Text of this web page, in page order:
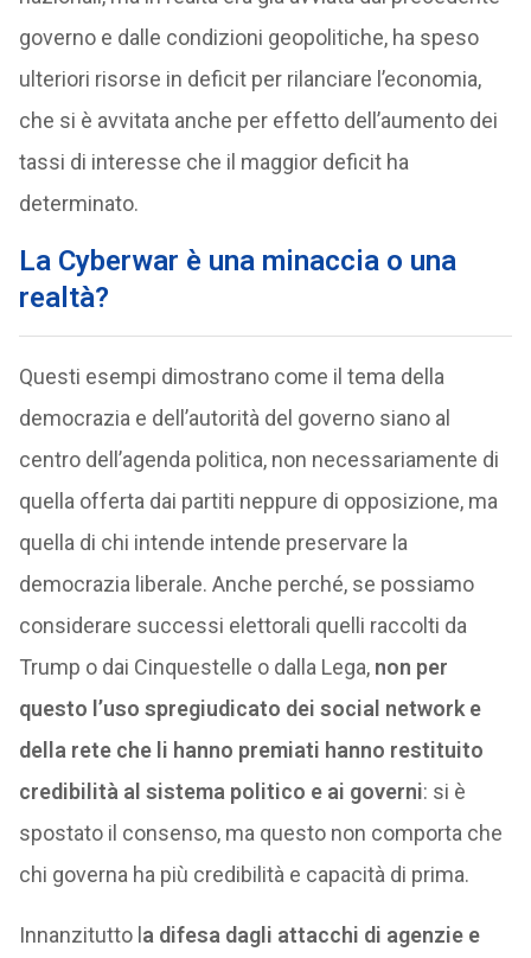
governo e dalle condizioni geopolitiche, ha speso
ulteriori risorse in deficit per rilanciare l’economia,
che si è avvitata anche per effetto dell’aumento dei
tassi di interesse che il maggior deficit ha
determinato.
La Cyberwar è una minaccia o una
realtà?
Questi esempi dimostrano come il tema della
democrazia e dell’autorità del governo siano al
centro dell’agenda politica, non necessariamente di
quella offerta dai partiti neppure di opposizione, ma
quella di chi intende intende preservare la
democrazia liberale. Anche perché, se possiamo
considerare successi elettorali quelli raccolti da
Trump o dai Cinquestelle o dalla Lega, non per
questo l’uso spregiudicato dei social network e
della rete che li hanno premiati hanno restituito
credibilità al sistema politico e ai governi: si è
spostato il consenso, ma questo non comporta che
chi governa ha più credibilità e capacità di prima.
Innanzitutto l a difesa dagli attacchi di agenzie e